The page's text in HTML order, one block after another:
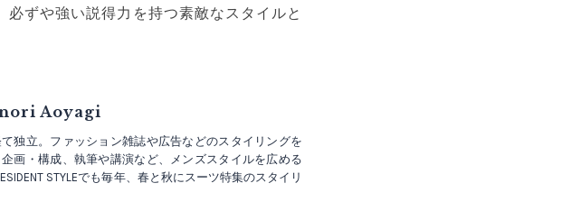
ずや強い説得力を持つ素敵なスタイルと
Aoyagi
て独立。ファッション雑誌や広告などのスタイリングを
画・構成、執筆や講演など、メンズスタイルを広める
STYLEでも毎年、春と秋にスーツ特集のスタイリ